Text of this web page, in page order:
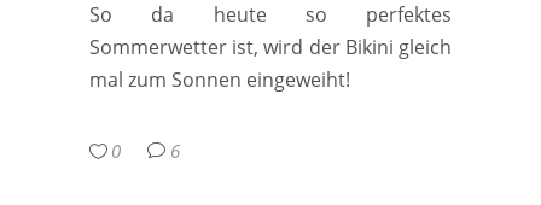
So da heute so perfektes
Sommerwetter ist, wird der Bikini gleich
mal zum Sonnen eingeweiht!
0 6